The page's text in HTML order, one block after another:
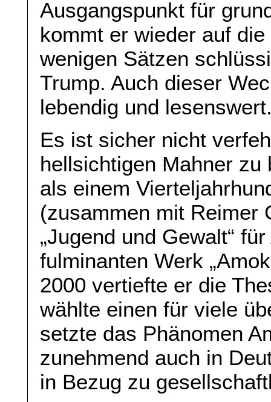
Ausgangspunkt für
kommt er wieder auf
wenigen Sätzen
Trump. Auch dieser
lebendig und
Es ist sicher nicht
hellsichtigen Mahner
als einem
(zusammen mit Reimer
„Jugend und Gewalt“
fulminanten Werk
2000 vertiefte er die
wählte einen für viele
setzte das Phänomen
zunehmend auch in
in Bezug zu